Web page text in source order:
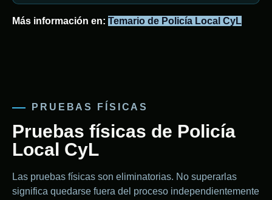
Más información en: Temario de Policía Local CyL
PRUEBAS FÍSICAS
Pruebas físicas de Policía
Local CyL
Las pruebas físicas son eliminatorias. No superarlas
significa quedarse fuera del proceso independientemente